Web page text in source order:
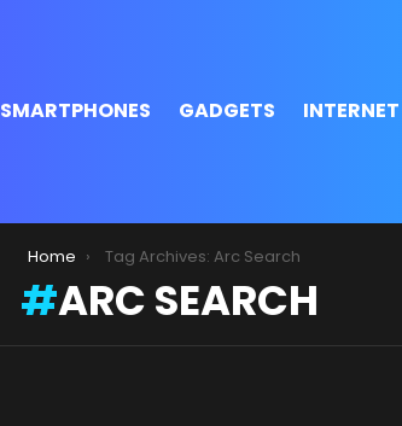
SMARTPHONES GADGETS INTERNET
Home Tag Archives: Arc Search
ARC SEARCH